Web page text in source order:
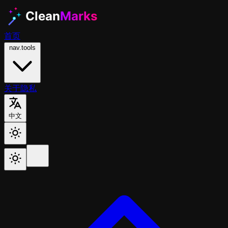
首页
关于隐私
中文